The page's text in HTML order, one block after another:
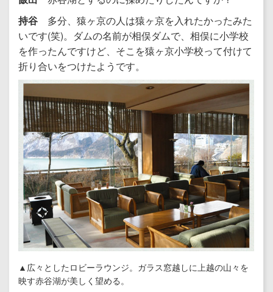
持谷 多分、猿ヶ京の人は猿ヶ京を入れたかったみた
いです(笑)。ダムの名前が相俣ダムで、相俣に小学校
を作ったんですけど、そこを猿ヶ京小学校って付けて
折り合いをつけたようです。
▲広々としたロビーラウンジ。ガラス窓越しに上越の山々を
映す赤谷湖が美しく望める。